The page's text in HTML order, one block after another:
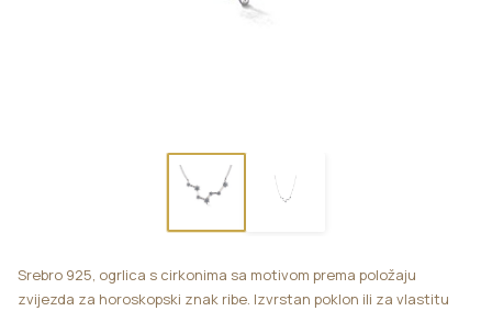
Srebro 925, ogrlica s cirkonima sa motivom prema položaju
zvijezda za horoskopski znak ribe. Izvrstan poklon ili za vlastitu